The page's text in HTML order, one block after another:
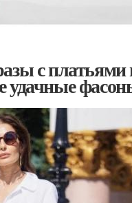
с
удачные